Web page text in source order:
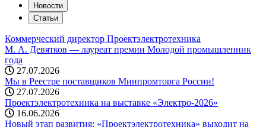
Новости
Статьи
Коммерческий директор Проектэлектротехника
М. А. Девятков — лауреат премии Молодой промышленник
года
27.07.2026
Мы в Реестре поставщиков Минпромторга России!
27.07.2026
Проектэлектротехника на выставке «Электро-2026»
16.06.2026
Новый этап развития: «Проектэлектротехника» выходит на